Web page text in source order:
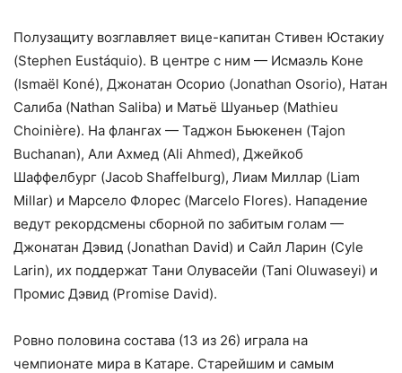
Полузащиту возглавляет вице-капитан Стивен Юстакиу
(Stephen Eustáquio). В центре с ним — Исмаэль Коне
(Ismaël Koné), Джонатан Осорио (Jonathan Osorio), Натан
Салиба (Nathan Saliba) и Матьё Шуаньер (Mathieu
Choinière). На флангах — Таджон Бьюкенен (Tajon
Buchanan), Али Ахмед (Ali Ahmed), Джейкоб
Шаффелбург (Jacob Shaffelburg), Лиам Миллар (Liam
Millar) и Марсело Флорес (Marcelo Flores). Нападение
ведут рекордсмены сборной по забитым голам —
Джонатан Дэвид (Jonathan David) и Сайл Ларин (Cyle
Larin), их поддержат Тани Олувасейи (Tani Oluwaseyi) и
Промис Дэвид (Promise David).
Ровно половина состава (13 из 26) играла на
чемпионате мира в Катаре. Старейшим и самым